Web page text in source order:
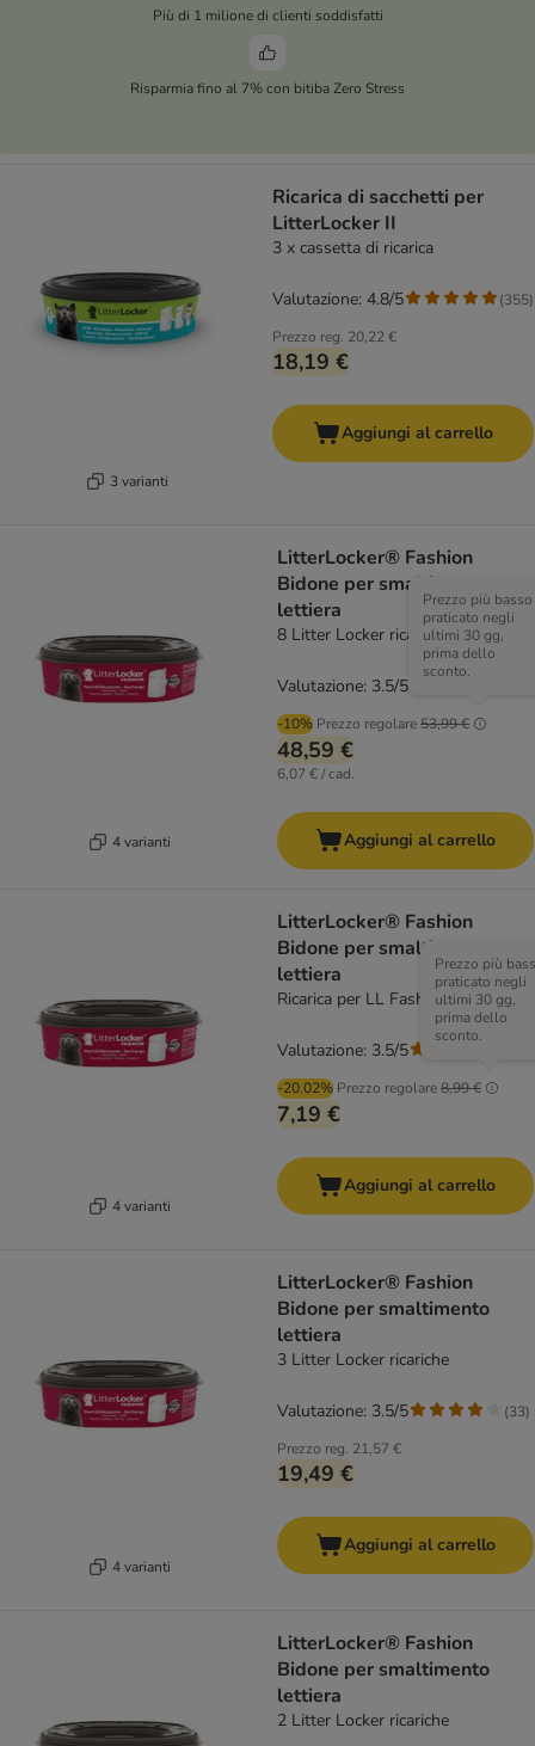
Più di 1 milione di clienti soddisfatti
Risparmia fino al 7% con bitiba Zero Stress
3 varianti
Ricarica di sacchetti per
LitterLocker II
3 x cassetta di ricarica
Prezzo reg. 20,22 €
18,19 €
Valutazione: 4.8/5 (355)
Aggiungi al carrello
4 varianti
LitterLocker® Fashion
Bidone per smaltimento
lettiera
8 Litter Locker ricariche
-10% Prezzo regolare53,99 €
Prezzo più basso
praticato negli
ultimi 30 gg,
prima dello
sconto.
48,59 €
6,07 € / cad.
Valutazione: 3.5/5
Aggiungi al carrello
4 varianti
LitterLocker® Fashion
Bidone per smaltimento
lettiera
Ricarica per LL Fashion
-20.02% Prezzo regolare8,99 €
Prezzo più
praticato negli
ultimi 30 gg,
prima dello
sconto.
7,19 €
Valutazione: 3.5/5
Aggiungi al carrello
4 varianti
LitterLocker® Fashion
Bidone per smaltimento
lettiera
3 Litter Locker ricariche
Prezzo reg. 21,57 €
19,49 €
Valutazione: 3.5/5 (33)
Aggiungi al carrello
LitterLocker® Fashion
Bidone per smaltimento
lettiera
2 Litter Locker ricariche